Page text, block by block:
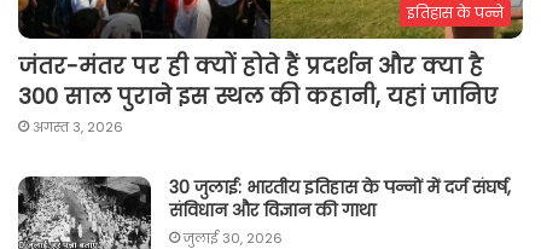
इतिहास के पन्ने
जंतर-मंतर पर ही क्यों होते हैं प्रदर्शन और क्या है
300 साल पुराने इस स्थल की कहानी, यहां जानिए
अगस्त 3, 2026
30 जुलाई: भारतीय इतिहास के पन्नों में दर्ज संघर्ष,
संविधान और विज्ञान की गाथा
जुलाई 30, 2026